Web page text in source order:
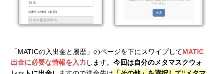
「MATICの入出金と履歴」のページを下にスワイプしてMATIC
出金に必要な情報を入力 します。今回は自分のメタマスクウォ